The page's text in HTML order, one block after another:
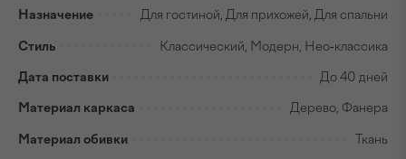
Назначение Для гостиной, Для прихожей, Для спальни
Стиль Классический, Модерн, Нео-классика
Дата поставки До 40 дней
Материал каркаса Дерево, Фанера
Материал обивки Ткань